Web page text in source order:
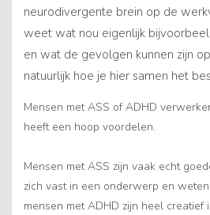
neurodivergente brein op de
weet wat nou eigenlijk
en wat de gevolgen kunnen zijn
natuurlijk hoe je hier samen het
Mensen met ASS of ADHD
heeft een hoop voordelen.
Mensen met ASS zijn vaak echt
zich vast in een onderwerp en
mensen met ADHD zijn heel creatief